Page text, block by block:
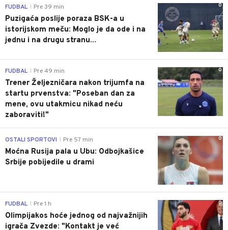
0
FUDBAL Pre 39 min
Puzigaća poslije poraza BSK-a u
istorijskom meču: Moglo je da ode i na
jednu i na drugu stranu...
0
FUDBAL Pre 49 min
Trener Željezničara nakon trijumfa na
startu prvenstva: "Poseban dan za
mene, ovu utakmicu nikad neću
zaboraviti!"
0
OSTALI SPORTOVI Pre 57 min
Moćna Rusija pala u Ubu: Odbojkašice
Srbije pobijedile u drami
0
FUDBAL Pre 1 h
Olimpijakos hoće jednog od najvažnijih
igrača Zvezde: "Kontakt je već